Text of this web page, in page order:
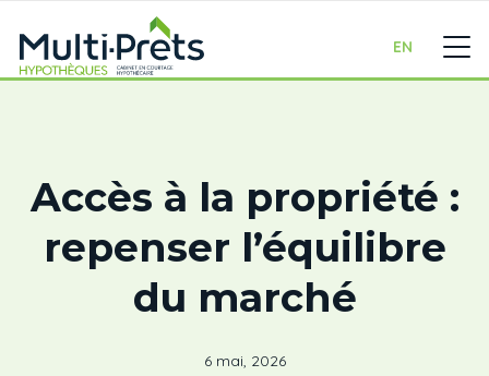
EN
Accès à la propriété :
repenser l’équilibre
du marché
6 mai, 2026